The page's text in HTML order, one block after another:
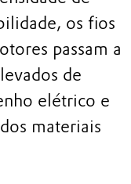
os fios
passam a
de
elétrico e
materiais